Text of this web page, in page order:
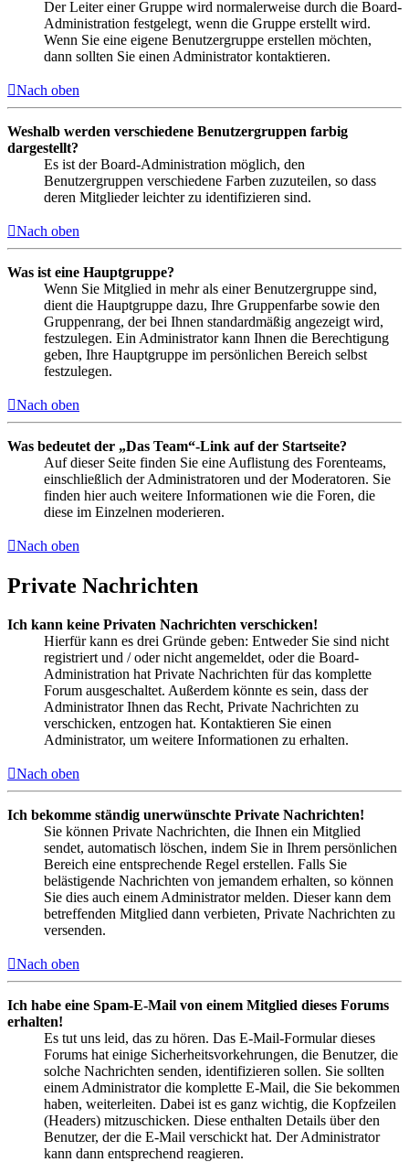
Der Leiter einer Gruppe wird normalerweise durch die Board-
Administration festgelegt, wenn die Gruppe erstellt wird.
Wenn Sie eine eigene Benutzergruppe erstellen möchten,
dann sollten Sie einen Administrator kontaktieren.
Nach oben
Weshalb werden verschiedene Benutzergruppen farbig
dargestellt?
Es ist der Board-Administration möglich, den
Benutzergruppen verschiedene Farben zuzuteilen, so dass
deren Mitglieder leichter zu identifizieren sind.
Nach oben
Was ist eine Hauptgruppe?
Wenn Sie Mitglied in mehr als einer Benutzergruppe sind,
dient die Hauptgruppe dazu, Ihre Gruppenfarbe sowie den
Gruppenrang, der bei Ihnen standardmäßig angezeigt wird,
festzulegen. Ein Administrator kann Ihnen die Berechtigung
geben, Ihre Hauptgruppe im persönlichen Bereich selbst
festzulegen.
Nach oben
Was bedeutet der „Das Team“-Link auf der Startseite?
Auf dieser Seite finden Sie eine Auflistung des Forenteams,
einschließlich der Administratoren und der Moderatoren. Sie
finden hier auch weitere Informationen wie die Foren, die
diese im Einzelnen moderieren.
Nach oben
Private Nachrichten
Ich kann keine Privaten Nachrichten verschicken!
Hierfür kann es drei Gründe geben: Entweder Sie sind nicht
registriert und / oder nicht angemeldet, oder die Board-
Administration hat Private Nachrichten für das komplette
Forum ausgeschaltet. Außerdem könnte es sein, dass der
Administrator Ihnen das Recht, Private Nachrichten zu
verschicken, entzogen hat. Kontaktieren Sie einen
Administrator, um weitere Informationen zu erhalten.
Nach oben
Ich bekomme ständig unerwünschte Private Nachrichten!
Sie können Private Nachrichten, die Ihnen ein Mitglied
sendet, automatisch löschen, indem Sie in Ihrem persönlichen
Bereich eine entsprechende Regel erstellen. Falls Sie
belästigende Nachrichten von jemandem erhalten, so können
Sie dies auch einem Administrator melden. Dieser kann dem
betreffenden Mitglied dann verbieten, Private Nachrichten zu
versenden.
Nach oben
Ich habe eine Spam-E-Mail von einem Mitglied dieses Forums
erhalten!
Es tut uns leid, das zu hören. Das E-Mail-Formular dieses
Forums hat einige Sicherheitsvorkehrungen, die Benutzer, die
solche Nachrichten senden, identifizieren sollen. Sie sollten
einem Administrator die komplette E-Mail, die Sie bekommen
haben, weiterleiten. Dabei ist es ganz wichtig, die Kopfzeilen
(Headers) mitzuschicken. Diese enthalten Details über den
Benutzer, der die E-Mail verschickt hat. Der Administrator
kann dann entsprechend reagieren.